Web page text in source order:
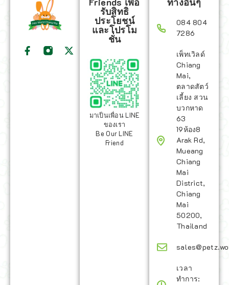
รับสิทธิ
ประโยชน์
และโปรโม
ชั่น
มาเป็นเพื่อน LINE
ของเรา
Be Our LINE
Friend
084 804
7286
เพ็ทเวิลด์
Chiang
Mai,
ตลาดสัตว์
เลี้ยง สวน
บวกหาด
63
19ห้อง8
Arak Rd,
Mueang
Chiang
Mai
District,
Chiang
Mai
50200,
Thailand
เวลา
ทำการ: